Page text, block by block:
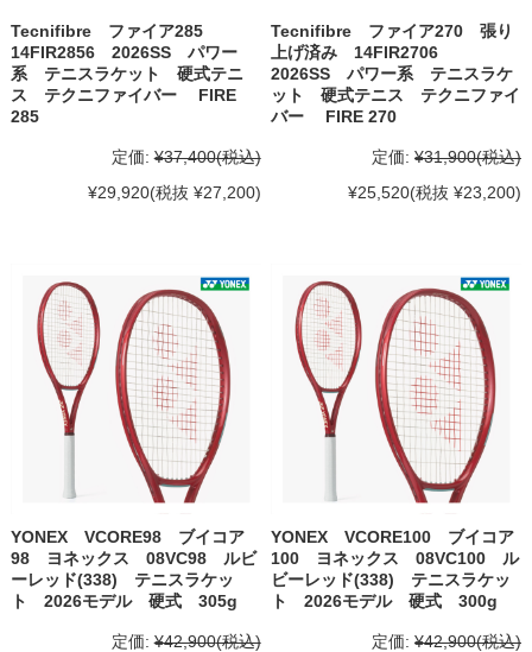
Tecnifibre ファイア285
14FIR2856 2026SS パワー
系 テニスラケット 硬式テニ
ス テクニファイバー FIRE
285
定価: ¥37,400(税込)
¥29,920(税抜 ¥27,200)
Tecnifibre ファイア270 張り
上げ済み 14FIR2706
2026SS パワー系 テニスラケ
ット 硬式テニス テクニファイ
バー FIRE 270
定価: ¥31,900(税込)
¥25,520(税抜 ¥23,200)
YONEX VCORE98 ブイコア
98 ヨネックス 08VC98 ルビ
ーレッド(338) テニスラケッ
ト 2026モデル 硬式 305g
定価: ¥42,900(税込)
YONEX VCORE100 ブイコア
100 ヨネックス 08VC100 ル
ビーレッド(338) テニスラケッ
ト 2026モデル 硬式 300g
定価: ¥42,900(税込)